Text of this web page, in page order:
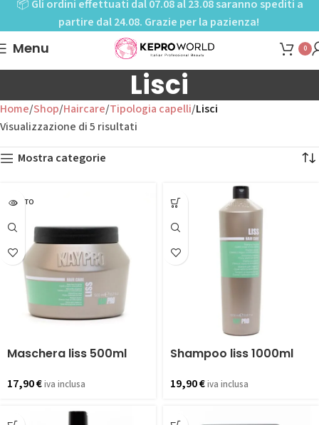
📦 Gli ordini effettuati dal 07.08 al 23.08 saranno spediti a
partire dal 24.08. Grazie per la pazienza!
Menu 0
Lisci
Home Shop Haircare Tipologia capelli Lisci
Visualizzazione di 5 risultati
Mostra categorie
ESAURITO
Maschera liss 500ml
17,90€iva inclusa
Shampoo liss 1000ml
19,90€iva inclusa